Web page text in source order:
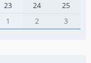
23 24
25
1 2 3